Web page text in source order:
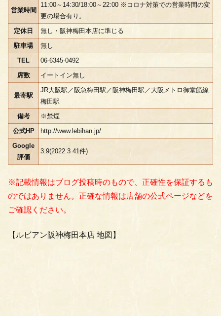
営業時間
11:00～14:30/18:00～22:00 ※コロナ対策での営業時間の変
更の場合有り。
定休日
無し・阪神梅田本店に準じる
駐車場
無し
TEL
06-6345-0492
席数
イートイン無し
最寄駅
JR大阪駅／阪急梅田駅／阪神梅田駅／大阪メトロ御堂筋線
梅田駅
備考
※禁煙
公式HP
http://www.lebihan.jp/
Google
評価
3.9(2022.3 41件)
※記載情報はブログ投稿時のもので、正確性を保証するも
のではありません。正確な情報は店舗の公式ページなどを
ご確認ください。
【ルビアン阪神梅田本店 地図】